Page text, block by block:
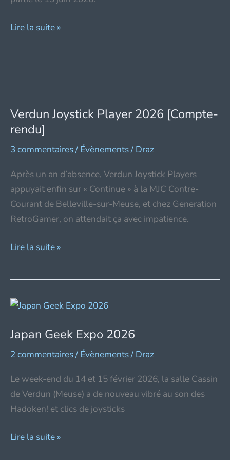
The
Intervillage
rendu]
Lire la suite »
Verdun Joystick Player 2026 [Compte-
rendu]
3 commentaires/ Évènements/ Draz
Après un an d’absence, Verdun Joystick Players
appuyait enfin sur « Continue » à la MJC Contre-
Courant de Belleville-sur-Meuse, et chez Generation
RetroGamer, on attendait ça avec impatience.
Verdun
[Compte-
Lire la suite »
Japan Geek Expo 2026
2 commentaires/ Évènements/ Draz
Le week-end du 14 et 15 février 2026, la salle Cassin
de Verdun (Meuse) a de nouveau vibré au son des
Hadoken! et clics de joysticks
Japan
Lire la suite »